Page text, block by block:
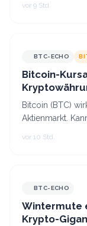
vor 9 Std.
BTC-ECHO
Bitcoin-
Bitcoin (BTC)
Aktienmarkt.
vor 10 Std.
BTC-ECHO
Wintermute
Krypto-